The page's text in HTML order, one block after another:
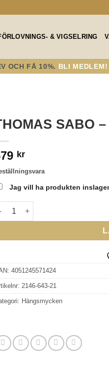
& VIGSELRING
OCH FÅ 10%. BLI MEDLEM!
SABO
kr
Jag vill ha produkten
SABO - CHARM
4051245571424
2146-643-21
Hängsmycken